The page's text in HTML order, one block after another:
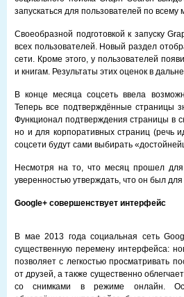
запускаться для пользователей по всему
Своеобразной подготовкой к запуску
всех пользователей. Новый раздел
сети. Кроме этого, у пользователей
и книгам. Результаты этих оценок в
В конце месяца соцсеть ввела
Теперь все подтверждённые страницы
Функционал подтверждения страницы в
но и для корпоративных страниц (речь
соцсети будут сами выбирать
Несмотря на то, что месяц прошел
уверенностью утверждать, что он был
Google+ совершенствует интерфейс
В мае 2013 года социальная сеть
существенную перемену интерфейса:
позволяет с легкостью просматривать
от друзей, а также существенно
со снимками в режиме онлайн.